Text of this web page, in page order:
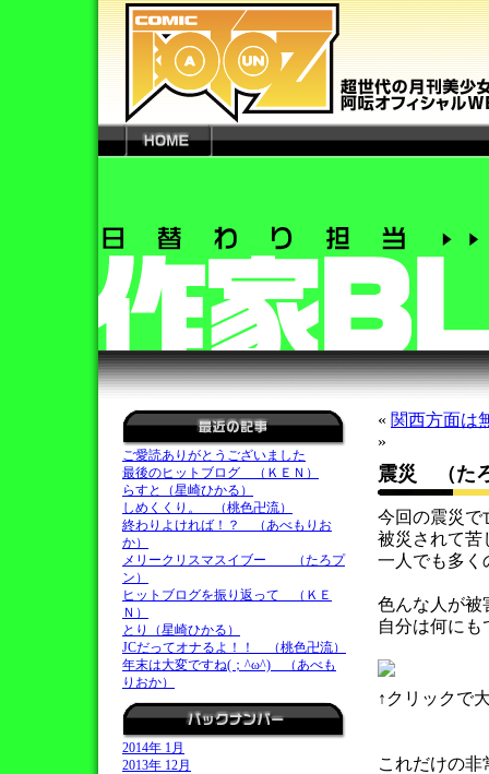
ご愛読ありがとうございました
最後のヒットブログ （ＫＥＮ）
らすと（星崎ひかる）
しめくくり。 （桃色卍流）
終わりよければ！？ （あべもりお
か）
メリークリスマスイブー （たろプ
ン）
ヒットブログを振り返って （ＫＥ
Ｎ）
とり（星崎ひかる）
JCだってオナるよ！！ （桃色卍流）
年末は大変ですね(；^ω^) （あべも
りおか）
2014年 1月
2013年 12月
« 関西方面は
»
震災 （た
今回の震災で
被災されて苦
一人でも多
色んな人が被
自分は何に
↑クリックで
これだけの